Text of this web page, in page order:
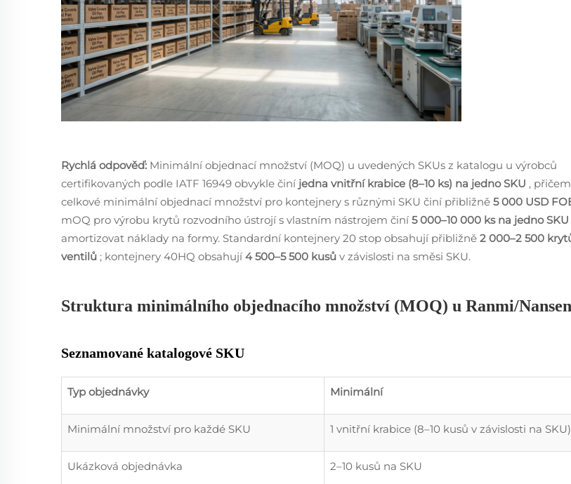
Rychlá odpověď: Minimální objednací množství (MOQ) u uvedených SKUs z katalogu u výrobců
certifikovaných podle IATF 16949 obvykle činí jedna vnitřní krabice (8–10 ks) na jedno SKU ,
celkové minimální objednací množství pro kontejnery s různými SKU činí přibližně 5 000 USD
mOQ pro výrobu krytů rozvodního ústrojí s vlastním nástrojem činí 5 000–10 000 ks na jedno SKU
amortizovat náklady na formy. Standardní kontejnery 20 stop obsahují přibližně 2 000–2 500
ventilů ; kontejnery 40HQ obsahují 4 500–5 500 kusů v závislosti na směsi SKU.
Struktura minimálního objednacího množství (MOQ) u Ranmi/Nansen
Seznamované katalogové SKU
Typ objednávky Minimální
Minimální množství pro každé SKU 1 vnitřní krabice (8–10 kusů v závislosti na SKU)
Ukázková objednávka 2–10 kusů na SKU